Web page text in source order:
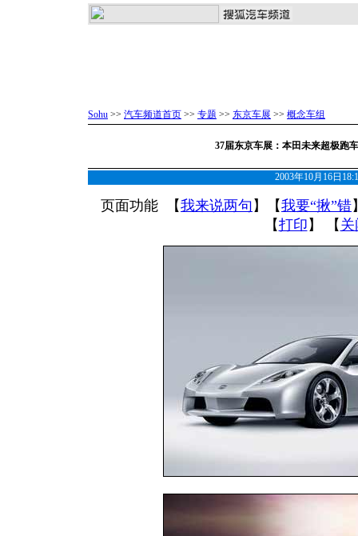
Sohu >> 汽车频道首页 >> 专题 >> 东京车展 >> 概念车组
37届东京车展：本田未来超极跑
2003年10月16日
页面功能 【我来说两句 】【我要“揪”错
【打印 】 【 关